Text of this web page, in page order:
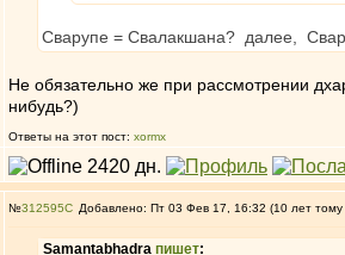
Сварупе = Свалакшана? далее,
Не обязательно же при рассмотрении
нибудь?)
Ответы на этот пост: xormx
№312595 Добавлено: Пт 03 Фев 17, 16:32 (10 лет тому
Samantabhadra пишет: